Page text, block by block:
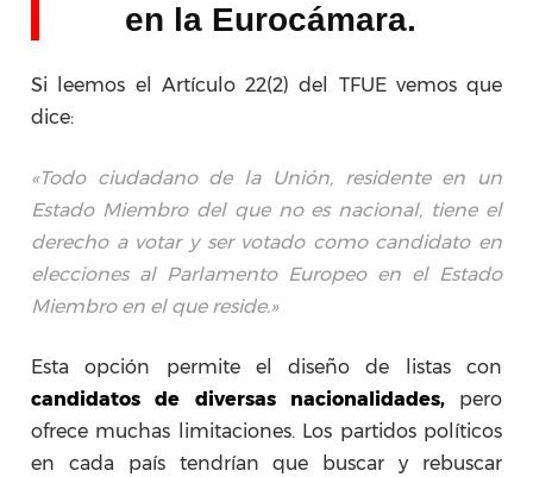
en la Eurocámara.
Si leemos el Artículo 22(2) del TFUE vemos que
dice:
«Todo ciudadano de la Unión, residente en un
Estado Miembro del que no es nacional, tiene el
derecho a votar y ser votado como candidato en
elecciones al Parlamento Europeo en el Estado
Miembro en el que reside.»
Esta opción permite el diseño de listas con
candidatos de diversas nacionalidades,pero
ofrece muchas limitaciones. Los partidos políticos
en cada país tendrían que buscar y rebuscar